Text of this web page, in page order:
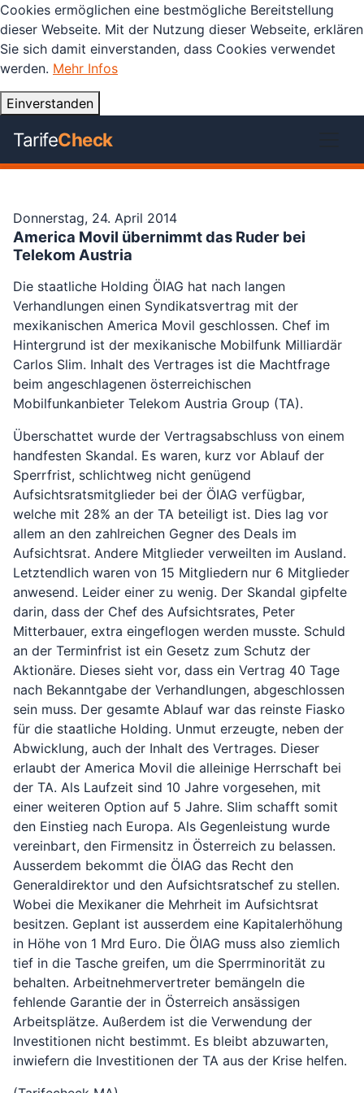
Cookies ermöglichen eine bestmögliche Bereitstellung
dieser Webseite. Mit der Nutzung dieser Webseite, erklären
Sie sich damit einverstanden, dass Cookies verwendet
werden. Mehr Infos
Einverstanden
TarifeCheck
Donnerstag, 24. April 2014
America Movil übernimmt das Ruder bei
Telekom Austria
Die staatliche Holding ÖIAG hat nach langen
Verhandlungen einen Syndikatsvertrag mit der
mexikanischen America Movil geschlossen. Chef im
Hintergrund ist der mexikanische Mobilfunk Milliardär
Carlos Slim. Inhalt des Vertrages ist die Machtfrage
beim angeschlagenen österreichischen
Mobilfunkanbieter Telekom Austria Group (TA).
Überschattet wurde der Vertragsabschluss von einem
handfesten Skandal. Es waren, kurz vor Ablauf der
Sperrfrist, schlichtweg nicht genügend
Aufsichtsratsmitglieder bei der ÖIAG verfügbar,
welche mit 28% an der TA beteiligt ist. Dies lag vor
allem an den zahlreichen Gegner des Deals im
Aufsichtsrat. Andere Mitglieder verweilten im Ausland.
Letztendlich waren von 15 Mitgliedern nur 6 Mitglieder
anwesend. Leider einer zu wenig. Der Skandal gipfelte
darin, dass der Chef des Aufsichtsrates, Peter
Mitterbauer, extra eingeflogen werden musste. Schuld
an der Terminfrist ist ein Gesetz zum Schutz der
Aktionäre. Dieses sieht vor, dass ein Vertrag 40 Tage
nach Bekanntgabe der Verhandlungen, abgeschlossen
sein muss. Der gesamte Ablauf war das reinste Fiasko
für die staatliche Holding. Unmut erzeugte, neben der
Abwicklung, auch der Inhalt des Vertrages. Dieser
erlaubt der America Movil die alleinige Herrschaft bei
der TA. Als Laufzeit sind 10 Jahre vorgesehen, mit
einer weiteren Option auf 5 Jahre. Slim schafft somit
den Einstieg nach Europa. Als Gegenleistung wurde
vereinbart, den Firmensitz in Österreich zu belassen.
Ausserdem bekommt die ÖIAG das Recht den
Generaldirektor und den Aufsichtsratschef zu stellen.
Wobei die Mexikaner die Mehrheit im Aufsichtsrat
besitzen. Geplant ist ausserdem eine Kapitalerhöhung
in Höhe von 1 Mrd Euro. Die ÖIAG muss also ziemlich
tief in die Tasche greifen, um die Sperrminorität zu
behalten. Arbeitnehmervertreter bemängeln die
fehlende Garantie der in Österreich ansässigen
Arbeitsplätze. Außerdem ist die Verwendung der
Investitionen nicht bestimmt. Es bleibt abzuwarten,
inwiefern die Investitionen der TA aus der Krise helfen.